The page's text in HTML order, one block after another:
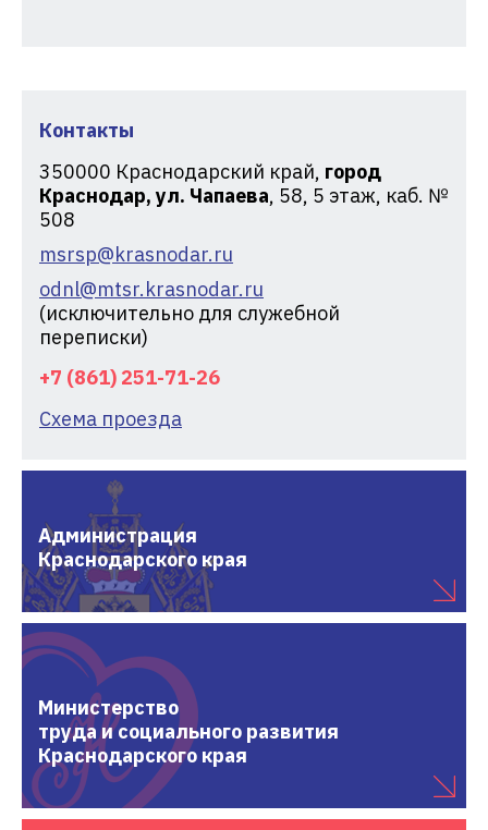
Контакты
350000 Краснодарский край, город
Краснодар, ул. Чапаева, 58, 5 этаж, каб. №
508
msrsp@krasnodar.ru
odnl@mtsr.krasnodar.ru
(исключительно для служебной
переписки)
+7 (861) 251-71-26
Схема проезда
Администрация
Краснодарского края
Министерство
труда и социального развития
Краснодарского края